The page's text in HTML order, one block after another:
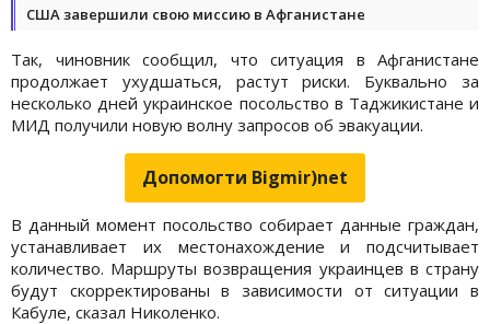
США завершили свою миссию в Афганистане
Так, чиновник сообщил, что ситуация в Афганистане
продолжает ухудшаться, растут риски. Буквально за
несколько дней украинское посольство в Таджикистане и
МИД получили новую волну запросов об эвакуации.
Допомогти Bigmir)net
В данный момент посольство собирает данные граждан,
устанавливает их местонахождение и подсчитывает
количество. Маршруты возвращения украинцев в страну
будут скорректированы в зависимости от ситуации в
Кабуле, сказал Николенко.